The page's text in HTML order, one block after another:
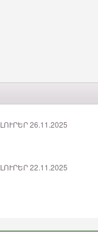
ԼՈՒՐԵՐ 26.11.2025
ԼՈՒՐԵՐ 22.11.2025